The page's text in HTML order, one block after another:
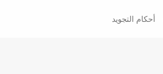
أحكام التجويد